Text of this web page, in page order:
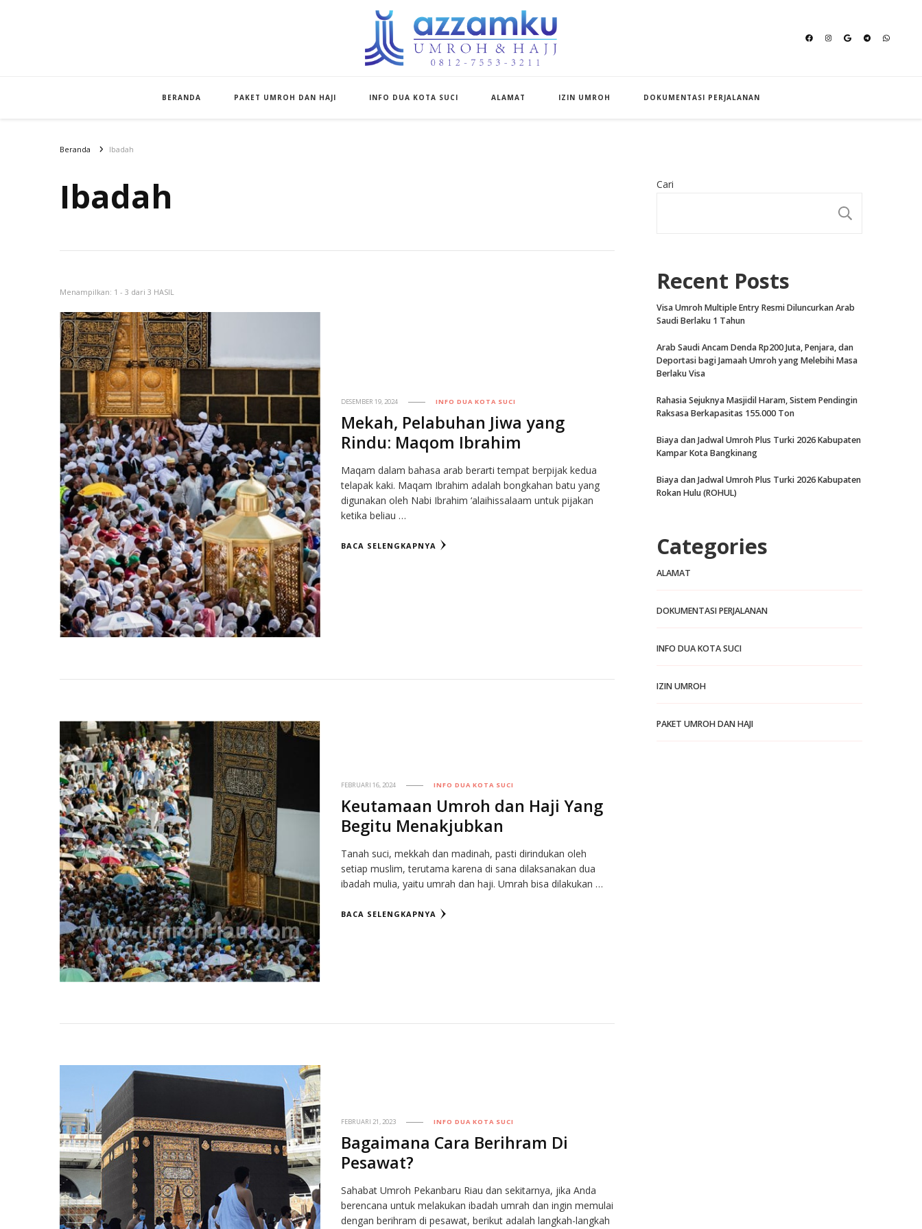
BERANDA PAKET UMROH DAN HAJI INFO DUA KOTA SUCI ALAMAT IZIN UMROH DOKUMENTASI PERJALANAN
Beranda Ibadah
Ibadah
Menampilkan: 1 - 3 dari 3 HASIL
DESEMBER 19, 2024 INFO DUA KOTA SUCI
Mekah, Pelabuhan Jiwa yang
Rindu: Maqom Ibrahim
Maqam dalam bahasa arab berarti tempat berpijak kedua
telapak kaki. Maqam Ibrahim adalah bongkahan batu yang
digunakan oleh Nabi Ibrahim ‘alaihissalaam untuk pijakan
ketika beliau …
BACA SELENGKAPNYA
FEBRUARI 16, 2024 INFO DUA KOTA SUCI
Keutamaan Umroh dan Haji Yang
Begitu Menakjubkan
Tanah suci, mekkah dan madinah, pasti dirindukan oleh
setiap muslim, terutama karena di sana dilaksanakan dua
ibadah mulia, yaitu umrah dan haji. Umrah bisa dilakukan …
BACA SELENGKAPNYA
FEBRUARI 21, 2023 INFO DUA KOTA SUCI
Bagaimana Cara Berihram Di
Pesawat?
Sahabat Umroh Pekanbaru Riau dan sekitarnya, jika Anda
berencana untuk melakukan ibadah umrah dan ingin memulai
dengan berihram di pesawat, berikut adalah langkah-langkah
Cari
Recent Posts
Visa Umroh Multiple Entry Resmi Diluncurkan Arab
Saudi Berlaku 1 Tahun
Arab Saudi Ancam Denda Rp200 Juta, Penjara, dan
Deportasi bagi Jamaah Umroh yang Melebihi Masa
Berlaku Visa
Rahasia Sejuknya Masjidil Haram, Sistem Pendingin
Raksasa Berkapasitas 155.000 Ton
Biaya dan Jadwal Umroh Plus Turki 2026 Kabupaten
Kampar Kota Bangkinang
Biaya dan Jadwal Umroh Plus Turki 2026 Kabupaten
Rokan Hulu (ROHUL)
Categories
ALAMAT
DOKUMENTASI PERJALANAN
INFO DUA KOTA SUCI
IZIN UMROH
PAKET UMROH DAN HAJI